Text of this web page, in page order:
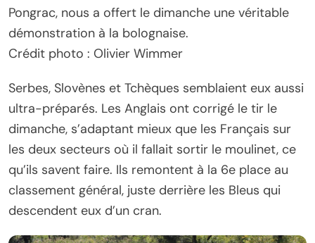
Pongrac, nous a offert le dimanche une véritable
démonstration à la bolognaise.
Crédit photo : Olivier Wimmer
Serbes, Slovènes et Tchèques semblaient eux aussi
ultra-préparés. Les Anglais ont corrigé le tir le
dimanche, s’adaptant mieux que les Français sur
les deux secteurs où il fallait sortir le moulinet, ce
qu’ils savent faire. Ils remontent à la 6e place au
classement général, juste derrière les Bleus qui
descendent eux d’un cran.